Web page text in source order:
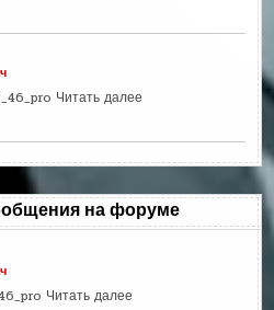
Читать далее
на форуме
Читать далее